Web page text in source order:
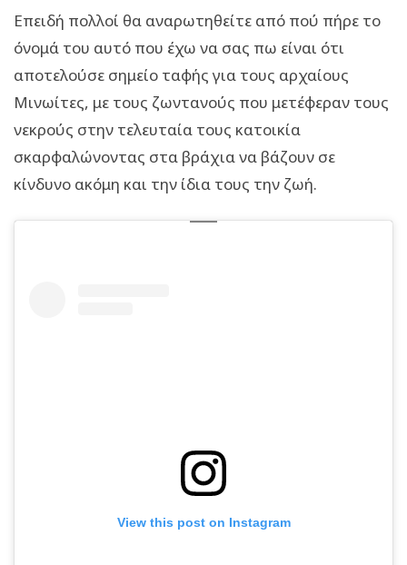
Επειδή πολλοί θα αναρωτηθείτε από πού πήρε το
όνομά του αυτό που έχω να σας πω είναι ότι
αποτελούσε σημείο ταφής για τους αρχαίους
Μινωίτες, με τους ζωντανούς που μετέφεραν τους
νεκρούς στην τελευταία τους κατοικία
σκαρφαλώνοντας στα βράχια να βάζουν σε
κίνδυνο ακόμη και την ίδια τους την ζωή.
View this post on Instagram